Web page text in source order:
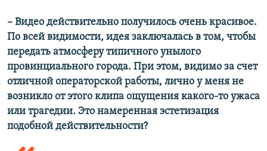
– Видео действительно получилось очень красивое.
По всей видимости, идея заключалась в том, чтобы
передать атмосферу типичного унылого
провинциального города. При этом, видимо за счет
отличной операторской работы, лично у меня не
возникло от этого клипа ощущения какого-то ужаса
или трагедии. Это намеренная эстетизация
подобной действительности?